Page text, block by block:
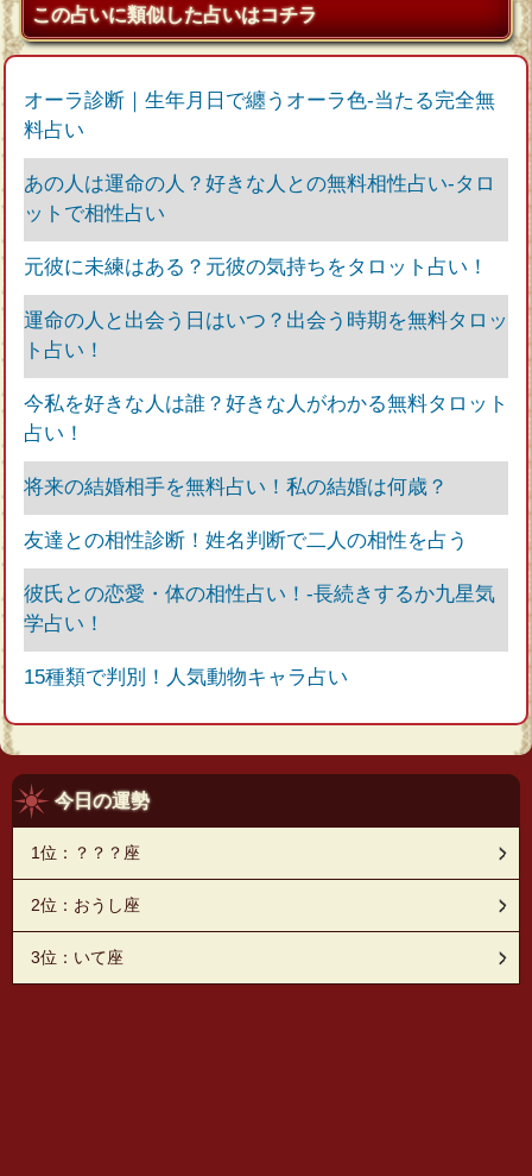
この占いに類似した占いはコチラ
オーラ診断｜生年月日で纏うオーラ色-当たる完全無
料占い
あの人は運命の人？好きな人との無料相性占い-タロ
ットで相性占い
元彼に未練はある？元彼の気持ちをタロット占い！
運命の人と出会う日はいつ？出会う時期を無料タロッ
ト占い！
今私を好きな人は誰？好きな人がわかる無料タロット
占い！
将来の結婚相手を無料占い！私の結婚は何歳？
友達との相性診断！姓名判断で二人の相性を占う
彼氏との恋愛・体の相性占い！‐長続きするか九星気
学占い！
15種類で判別！人気動物キャラ占い
今日の運勢
1位：？？？座
2位：おうし座
3位：いて座